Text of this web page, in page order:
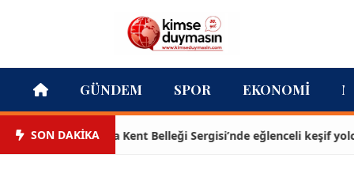
GÜNDEM SPOR EKONOMI
SON DAKİKA
Buca Kent Belleği Sergisi’nde eğlenceli keşif yolculuğu